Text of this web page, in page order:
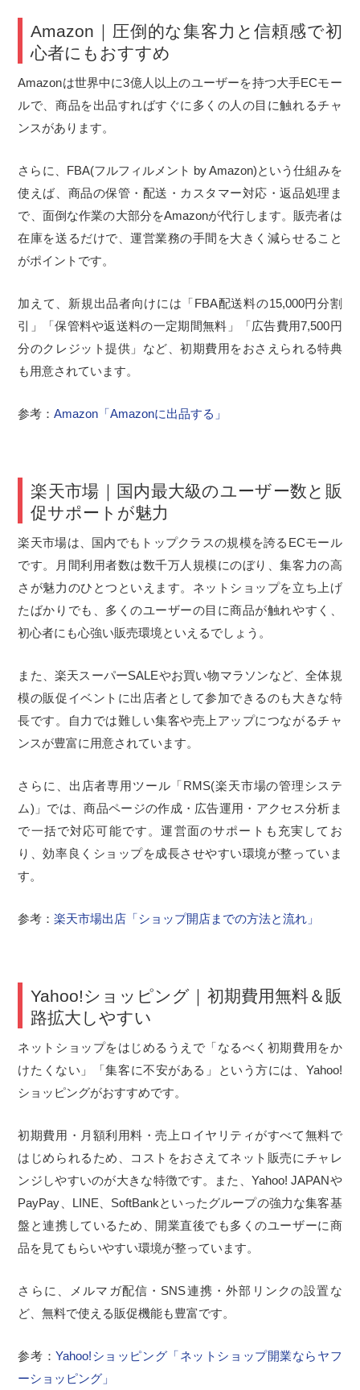
Amazon｜圧倒的な集客力と信頼感で初
心者にもおすすめ
Amazonは世界中に3億人以上のユーザーを持つ大手ECモー
ルで、商品を出品すればすぐに多くの人の目に触れるチャ
ンスがあります。
さらに、FBA(フルフィルメント by Amazon)という仕組みを
使えば、商品の保管・配送・カスタマー対応・返品処理ま
で、面倒な作業の大部分をAmazonが代行します。販売者は
在庫を送るだけで、運営業務の手間を大きく減らせること
がポイントです。
加えて、新規出品者向けには「FBA配送料の15,000円分割
引」「保管料や返送料の一定期間無料」「広告費用7,500円
分のクレジット提供」など、初期費用をおさえられる特典
も用意されています。
参考：Amazon「Amazonに出品する」
楽天市場｜国内最大級のユーザー数と販
促サポートが魅力
楽天市場は、国内でもトップクラスの規模を誇るECモール
です。月間利用者数は数千万人規模にのぼり、集客力の高
さが魅力のひとつといえます。ネットショップを立ち上げ
たばかりでも、多くのユーザーの目に商品が触れやすく、
初心者にも心強い販売環境といえるでしょう。
また、楽天スーパーSALEやお買い物マラソンなど、全体規
模の販促イベントに出店者として参加できるのも大きな特
長です。自力では難しい集客や売上アップにつながるチャ
ンスが豊富に用意されています。
さらに、出店者専用ツール「RMS(楽天市場の管理システ
ム)」では、商品ページの作成・広告運用・アクセス分析ま
で一括で対応可能です。運営面のサポートも充実してお
り、効率良くショップを成長させやすい環境が整っていま
す。
参考：楽天市場出店「ショップ開店までの方法と流れ」
Yahoo!ショッピング｜初期費用無料＆販
路拡大しやすい
ネットショップをはじめるうえで「なるべく初期費用をか
けたくない」「集客に不安がある」という方には、Yahoo!
ショッピングがおすすめです。
初期費用・月額利用料・売上ロイヤリティがすべて無料で
はじめられるため、コストをおさえてネット販売にチャレ
ンジしやすいのが大きな特徴です。また、Yahoo! JAPANや
PayPay、LINE、SoftBankといったグループの強力な集客基
盤と連携しているため、開業直後でも多くのユーザーに商
品を見てもらいやすい環境が整っています。
さらに、メルマガ配信・SNS連携・外部リンクの設置な
ど、無料で使える販促機能も豊富です。
参考：Yahoo!ショッピング「ネットショップ開業ならヤフ
ーショッピング」